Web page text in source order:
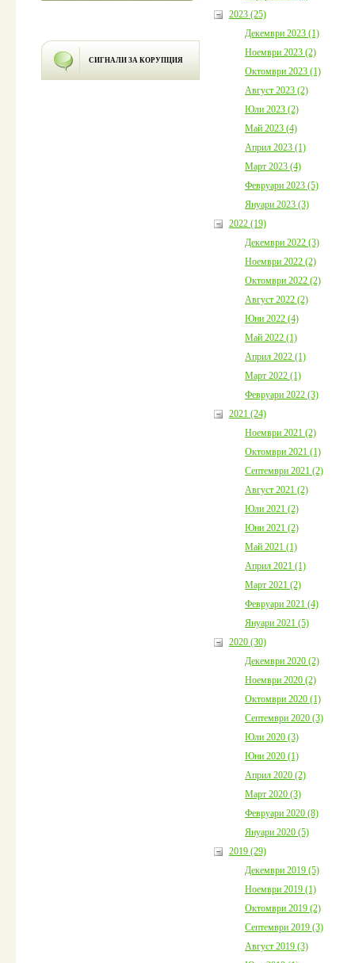
СИГНАЛИ ЗА КОРУПЦИЯ
2023 (25)
Декември 2023 (1)
Ноември 2023 (2)
Октомври 2023 (1)
Август 2023 (2)
Юли 2023 (2)
Май 2023 (4)
Април 2023 (1)
Март 2023 (4)
Февруари 2023 (5)
Януари 2023 (3)
2022 (19)
Декември 2022 (3)
Ноември 2022 (2)
Октомври 2022 (2)
Август 2022 (2)
Юни 2022 (4)
Май 2022 (1)
Април 2022 (1)
Март 2022 (1)
Февруари 2022 (3)
2021 (24)
Ноември 2021 (2)
Октомври 2021 (1)
Септември 2021 (2)
Август 2021 (2)
Юли 2021 (2)
Юни 2021 (2)
Май 2021 (1)
Април 2021 (1)
Март 2021 (2)
Февруари 2021 (4)
Януари 2021 (5)
2020 (30)
Декември 2020 (2)
Ноември 2020 (2)
Октомври 2020 (1)
Септември 2020 (3)
Юли 2020 (3)
Юни 2020 (1)
Април 2020 (2)
Март 2020 (3)
Февруари 2020 (8)
Януари 2020 (5)
2019 (29)
Декември 2019 (5)
Ноември 2019 (1)
Октомври 2019 (2)
Септември 2019 (3)
Август 2019 (3)